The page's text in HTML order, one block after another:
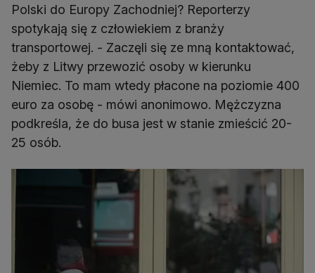
Polski do Europy Zachodniej? Reporterzy
spotykają się z człowiekiem z branży
transportowej. - Zaczęli się ze mną kontaktować,
żeby z Litwy przewozić osoby w kierunku
Niemiec. To mam wtedy płacone na poziomie 400
euro za osobę - mówi anonimowo. Mężczyzna
podkreśla, że do busa jest w stanie zmieścić 20-
25 osób.